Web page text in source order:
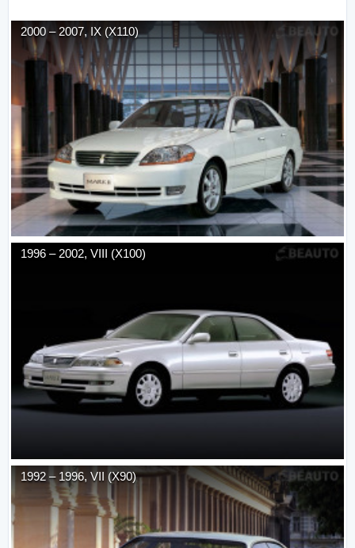
2000 – 2007, IX (X110)
1996 – 2002, VIII (X100)
1992 – 1996, VII (X90)